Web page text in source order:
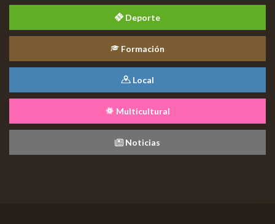
Deporte
Formación
Local
Multicultural
Noticias